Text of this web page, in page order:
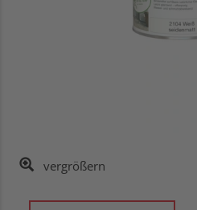
vergrößern